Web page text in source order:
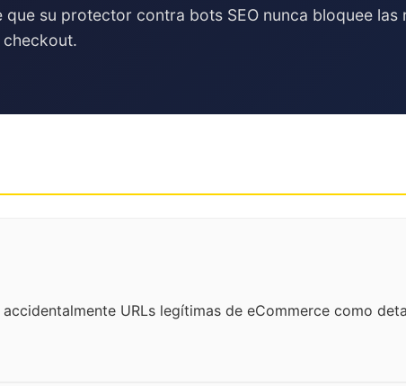
su protector contra bots SEO nunca bloquee las
URLs legítimas de eCommerce como